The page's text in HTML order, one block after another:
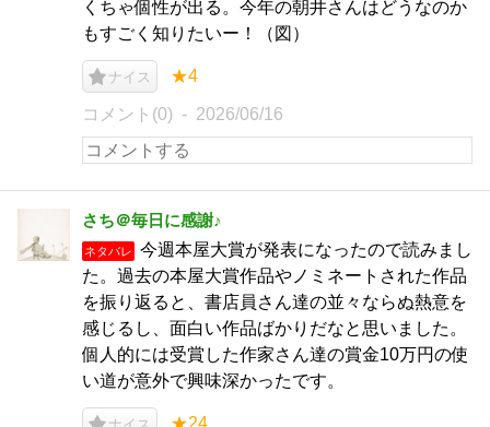
くちゃ個性が出る。今年の朝井さんはどうなのか
もすごく知りたいー！（図）
ナイス ★4
コメント(0) 2026/06/16
さち＠毎日に感謝♪
ネタバレ
今週本屋大賞が発表になったので読みまし
た。過去の本屋大賞作品やノミネートされた作品
を振り返ると、書店員さん達の並々ならぬ熱意を
感じるし、面白い作品ばかりだなと思いました。
個人的には受賞した作家さん達の賞金10万円の使
い道が意外で興味深かったです。
★24